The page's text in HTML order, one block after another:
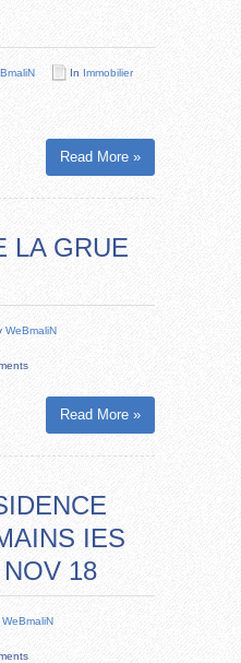
In Immobilier
Read More »
LA GRUE
WeBmaliN
Read More »
IES
18
WeBmaliN